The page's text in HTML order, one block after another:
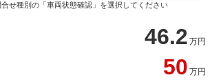
せ種別の「車両状態確認」を選択してください
46.2 万円
50 万円